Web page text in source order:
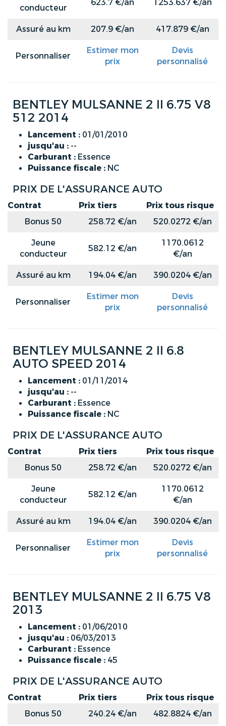
conducteur
623.7 €/an 1253.637 €/an
Assuré au km 207.9 €/an 417.879 €/an
Personnaliser
Estimer mon
prix
Devis
personnalisé
BENTLEY MULSANNE 2 II 6.75 V8
512 2014
Lancement : 01/01/2010
jusqu'au : --
Carburant : Essence
Puissance fiscale : NC
PRIX DE L'ASSURANCE AUTO
Contrat Prix tiers
Prix tous risque
Bonus 50
258.72 €/an
520.0272 €/an
Jeune
conducteur
582.12 €/an
1170.0612
€/an
Assuré au km
194.04 €/an 390.0204 €/an
Personnaliser
Estimer mon
prix
Devis
personnalisé
BENTLEY MULSANNE 2 II 6.8
AUTO SPEED 2014
Lancement : 01/11/2014
jusqu'au : --
Carburant : Essence
Puissance fiscale : NC
PRIX DE L'ASSURANCE AUTO
Contrat Prix tiers
Prix tous risque
Bonus 50
258.72 €/an
520.0272 €/an
Jeune
conducteur
582.12 €/an
1170.0612
€/an
Assuré au km
194.04 €/an 390.0204 €/an
Personnaliser
Estimer mon
prix
Devis
personnalisé
BENTLEY MULSANNE 2 II 6.75 V8
2013
Lancement : 01/06/2010
jusqu'au : 06/03/2013
Carburant : Essence
Puissance fiscale : 45
PRIX DE L'ASSURANCE AUTO
Contrat Prix tiers
Prix tous risque
Bonus 50
240.24 €/an
482.8824 €/an